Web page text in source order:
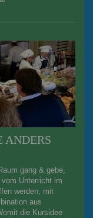
ANDERS
gang & gebe,
Unterricht im
werden, mit
aus
die Kursidee